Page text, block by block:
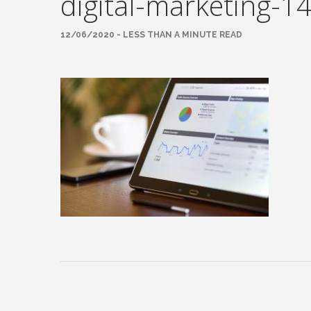
12/06/2020 - LESS THAN A MINUTE READ